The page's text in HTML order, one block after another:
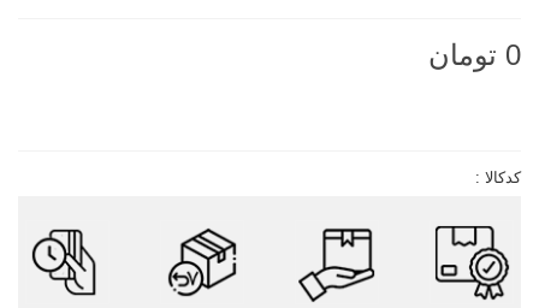
0 تومان
کدکالا :